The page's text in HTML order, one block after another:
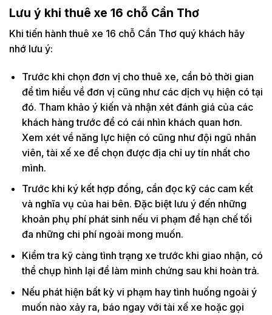
Lưu ý khi thuê xe 16 chỗ Cần Thơ
Khi tiến hành thuê xe 16 chỗ Cần Thơ quý khách hãy
nhớ lưu ý:
Trước khi chọn đơn vị cho thuê xe, cần bỏ thời gian
để tìm hiểu về đơn vị cũng như các dịch vụ hiện có tại
đó. Tham khảo ý kiến và nhận xét đánh giá của các
khách hàng trước để có cái nhìn khách quan hơn.
Xem xét về năng lực hiện có cũng như đội ngũ nhân
viên, tài xế xe để chọn được địa chỉ uy tín nhất cho
mình.
Trước khi ký kết hợp đồng, cần đọc kỹ các cam kết
và nghĩa vụ của hai bên. Đặc biệt lưu ý đến những
khoản phụ phí phát sinh nếu vi phạm để hạn chế tối
đa những chi phí ngoài mong muốn.
Kiểm tra kỹ càng tình trạng xe trước khi giao nhận, có
thể chụp hình lại để làm minh chứng sau khi hoàn trả.
Nếu phát hiện bất kỳ vi phạm hay tình huống ngoài ý
muốn nào xảy ra, báo ngay với tài xế xe hoặc gọi